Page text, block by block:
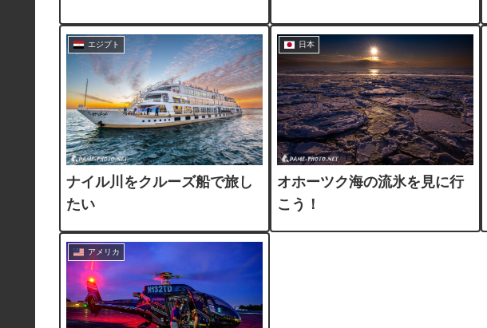
エジプト
ナイル川をクルーズ船で旅し
たい
日本
オホーツク海の流氷を見に行
こう！
アメリカ